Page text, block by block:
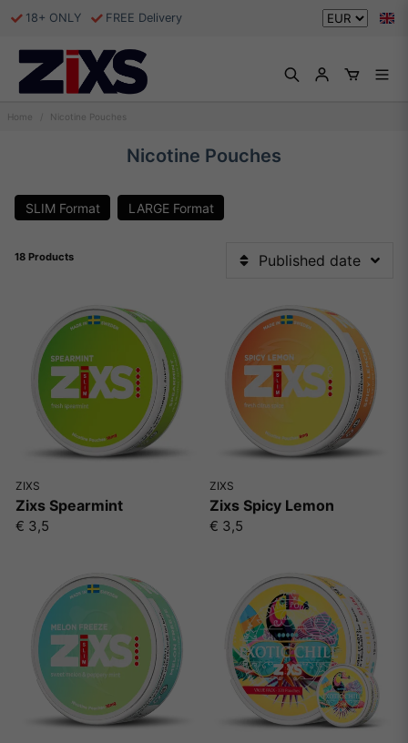
18+ ONLY FREE Delivery
Home Nicotine Pouches
Nicotine Pouches
SLIM Format LARGE Format
18 Products Published date
ZIXS
Zixs Spearmint
€ 3,5
ZIXS
Zixs Spicy Lemon
€ 3,5